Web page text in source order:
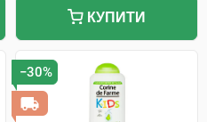
КУПИТИ
−30%